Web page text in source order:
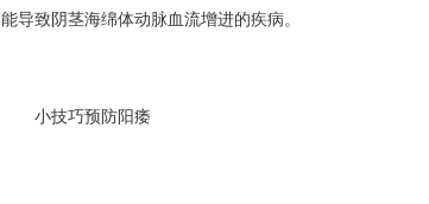
能导致阴茎海绵体动脉血流增进的疾病。
小技巧预防阳痿